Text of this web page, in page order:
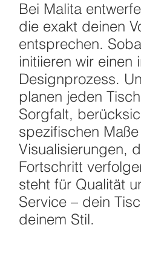
Bei Malita
die exakt deinen
entsprechen.
initiieren wir einen
Designprozess.
planen jeden
Sorgfalt,
spezifischen
Visualisierungen,
Fortschritt
steht für Qualität
Service – dein
deinem Stil.